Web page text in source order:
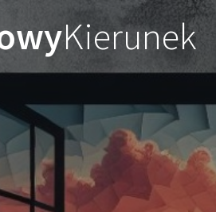
Kierunek